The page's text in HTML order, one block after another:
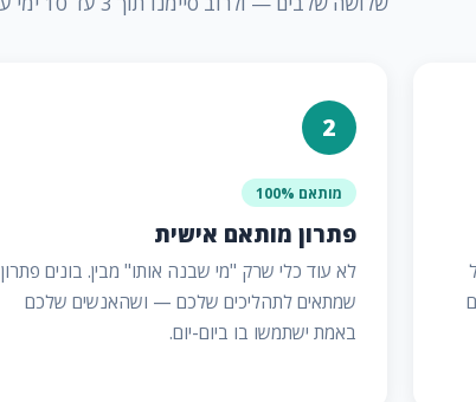
2
מותאם 100%
פתרון מותאם אישית
לא עוד כלי שרק "מי שבנה אותו" מבין. בונים פתרון
שמתאים לתהליכים שלכם — ושהאנשים שלכם
באמת ישתמשו בו ביום-יום.